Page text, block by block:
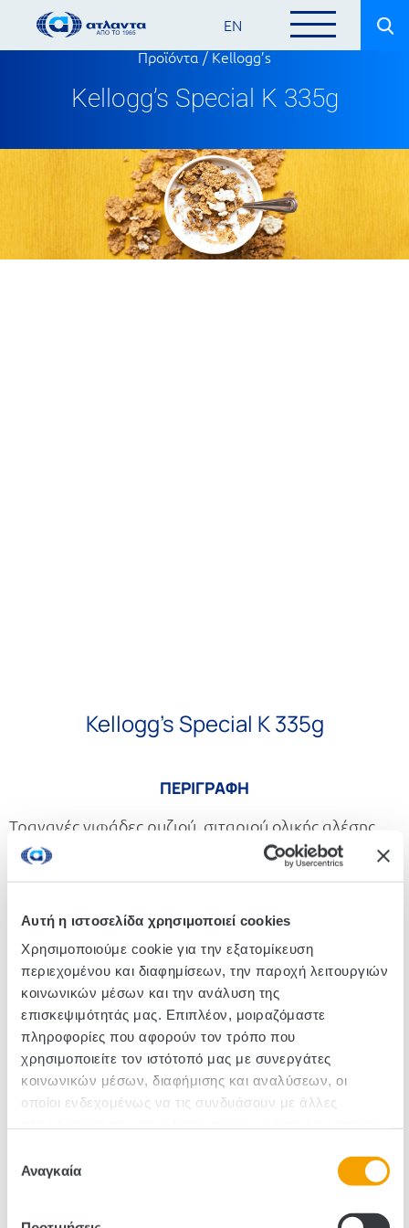
Αυτή η ιστοσελίδα χρησιμοποιεί cookies
Χρησιμοποιούμε cookie για την εξατομίκευση
περιεχομένου και διαφημίσεων, την παροχή λειτουργιών
κοινωνικών μέσων και την ανάλυση της
επισκεψιμότητάς μας. Επιπλέον, μοιραζόμαστε
πληροφορίες που αφορούν τον τρόπο που
χρησιμοποιείτε τον ιστότοπό μας με συνεργάτες
κοινωνικών μέσων, διαφήμισης και αναλύσεων, οι
οποίοι ενδεχομένως να τις συνδυάσουν με άλλες
των υπηρεσιών τους.
συγκατάθεσης
Αναγκαία
EN
Προϊόντα/Kellogg’s
Kellogg’s Special K 335g
Kellogg’s Special K 335g
ΠΕΡΙΓΡΑΦΗ
Τραγανές νιφάδες ρυζιού, σιταριού ολικής αλέσης
και κριθαριού. Με 9 απαραίτητα θρεπτικά συστατικά
και πηγή φυτικών ινών για ένα τραγανό και θρεπτικό
συνεχίσεις.
Κωδικός :111077
Τεμάχια/Κιβώτιο: 20